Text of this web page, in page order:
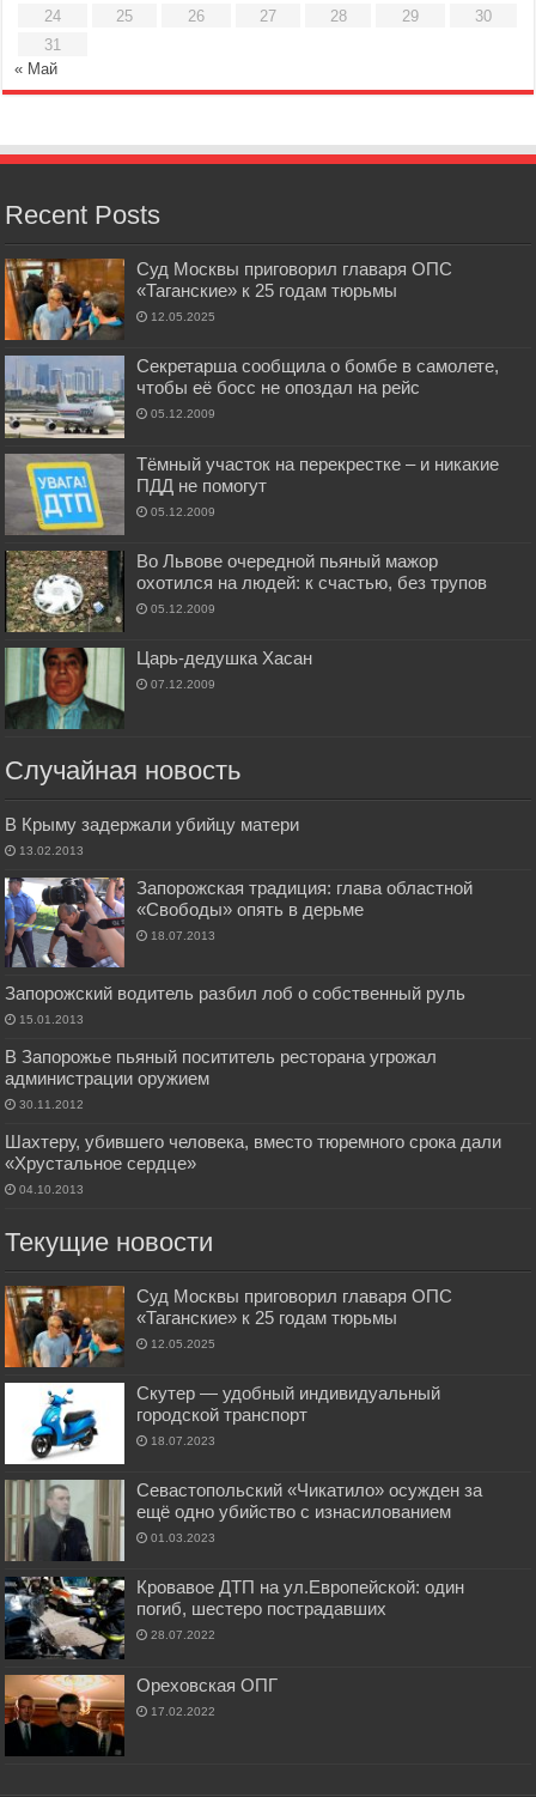
24
25 26 27 28 29
30
31
« Май
Recent Posts
Суд Москвы приговорил главаря ОПС
«Таганские» к 25 годам тюрьмы
12.05.2025
Секретарша сообщила о бомбе в самолете,
чтобы её босс не опоздал на рейс
05.12.2009
Тёмный участок на перекрестке – и никакие
ПДД не помогут
05.12.2009
Во Львове очередной пьяный мажор
охотился на людей: к счастью, без трупов
05.12.2009
Царь-дедушка Хасан
07.12.2009
Случайная новость
В Крыму задержали убийцу матери
13.02.2013
Запорожская традиция: глава областной
«Свободы» опять в дерьме
18.07.2013
Запорожский водитель разбил лоб о собственный руль
15.01.2013
В Запорожье пьяный посититель ресторана угрожал
администрации оружием
30.11.2012
Шахтеру, убившего человека, вместо тюремного срока дали
«Хрустальное сердце»
04.10.2013
Текущие новости
Суд Москвы приговорил главаря ОПС
«Таганские» к 25 годам тюрьмы
12.05.2025
Скутер — удобный индивидуальный
городской транспорт
18.07.2023
Севастопольский «Чикатило» осужден за
ещё одно убийство с изнасилованием
01.03.2023
Кровавое ДТП на ул.Европейской: один
погиб, шестеро пострадавших
28.07.2022
Ореховская ОПГ
17.02.2022